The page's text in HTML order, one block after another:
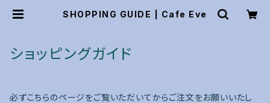
SHOPPING GUIDE | Cafe Eve
ショッピングガイド
必ずこちらのページをご覧いただいてからご注文をお願いいたし